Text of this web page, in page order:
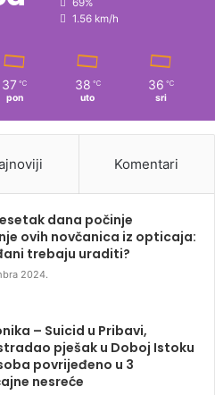
69%
1.56 km/h
37 ℃
pon
38 ℃
uto
36 ℃
sri
Komentari
dana počinje
ovih novčanica iz opticaja:
trebaju uraditi?
2024.
– Suicid u Pribavi,
pješak u Doboj Istoku
povrijeđeno u 3
nesreće